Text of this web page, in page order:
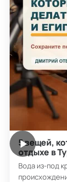
▶
5 вещей,
отдыхе в
Вода из-под